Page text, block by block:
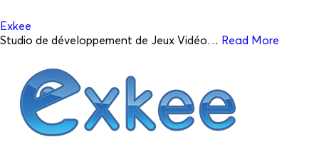
Exkee
Studio de développement de Jeux Vidéo… Read More